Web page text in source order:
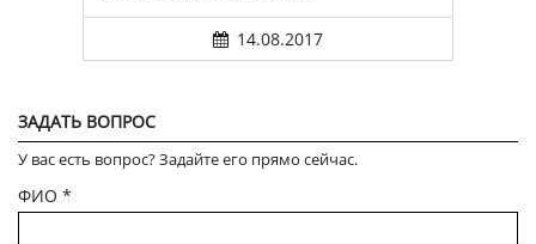
14.08.2017
ЗАДАТЬ ВОПРОС
У вас есть вопрос? Задайте его прямо сейчас.
ФИО *